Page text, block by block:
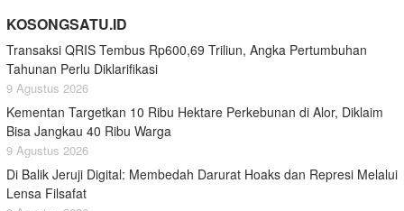
KOSONGSATU.ID
Transaksi QRIS Tembus Rp600,69 Triliun, Angka Pertumbuhan
Tahunan Perlu Diklarifikasi
9 Agustus 2026
Kementan Targetkan 10 Ribu Hektare Perkebunan di Alor, Diklaim
Bisa Jangkau 40 Ribu Warga
9 Agustus 2026
Di Balik Jeruji Digital: Membedah Darurat Hoaks dan Represi Melalui
Lensa Filsafat